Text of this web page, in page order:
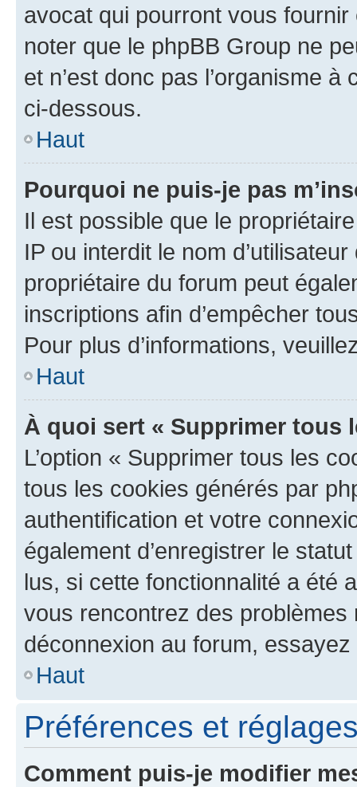
avocat qui pourront vous
noter que le phpBB Group ne
et n’est donc pas l’organisme
ci-dessous.
Haut
Pourquoi ne puis-je pas
Il est possible que le
IP ou interdit le nom
propriétaire du forum peut
inscriptions afin d’empêcher
Pour plus d’informations,
Haut
À quoi sert « Supprimer tous
L’option « Supprimer tous les
tous les cookies générés par
authentification et votre
également d’enregistrer le
lus, si cette fonctionnalité a été
vous rencontrez des
déconnexion au forum,
Haut
Préférences et
Comment puis-je modifier